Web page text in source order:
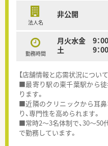
法人名
非公開
勤務時間
月火水金 9：00
土 9：00～
【店舗情報と応需状況について
■最寄り駅の東千葉駅から徒
ります。
■近隣のクリニックから耳
り、専門性を高められます。
■常時2～3名体制で、30～50
で勤務しています。